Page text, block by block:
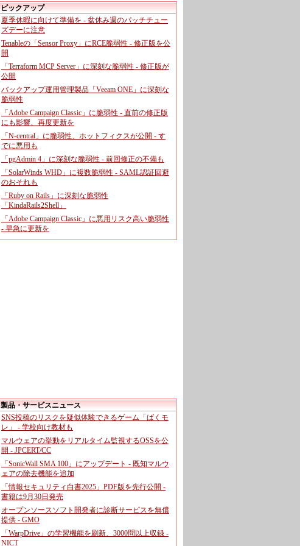
ピックアップ
夏季休暇に向けて準備を - 盆休み週のパッチチュー
ズデーに注意
Tenableの「Sensor Proxy」にRCE脆弱性 - 修正版を公
開
「Terraform MCP Server」に深刻な脆弱性 - 修正版が
公開
バックアップ運用管理製品「Veeam ONE」に深刻な
脆弱性
「Adobe Campaign Classic」に脆弱性 - 直前の修正版
にも影響、再度更新を
「N-central」に脆弱性、ホットフィクスが公開 - す
でに悪用も
「pgAdmin 4」に深刻な脆弱性 - 前回修正の不備も
「SolarWinds WHD」に複数脆弱性 - SAML認証回避
のおそれも
「Ruby on Rails」に深刻な脆弱性
「KindaRails2Shell」
「Adobe Campaign Classic」に悪用リスク高い脆弱性
- 早急に更新を
製品・サービスニュース
SNS投稿のリスクを疑似体験できるゲーム「ばくモ
レ」 - 学校向け教材も
マルウェアの挙動をリアルタイム監視するOSSを公
開 - JPCERT/CC
「SonicWall SMA 100」にアップデート - 既知マルウ
ェアの除去機能を追加
「情報セキュリティ白書2025」PDF版を先行公開 -
書籍は9月30日発売
オープンソースソフト開発者に診断サービスを無償
提供 - GMO
「WarpDrive」の学習機能を刷新、3000問以上収録 -
NICT